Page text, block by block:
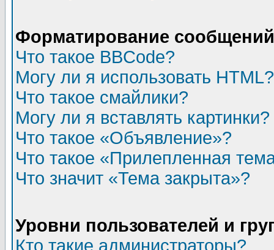
Форматирование
Что такое BBCode?
Могу ли я использовать HTML?
Что такое смайлики?
Могу ли я вставлять картинки?
Что такое «Объявление»?
Что такое «Прилепленная
Что значит «Тема закрыта»?
Уровни пользователей и
Кто такие администраторы?